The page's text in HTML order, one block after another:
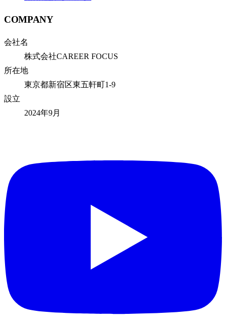
COMPANY
会社名
株式会社CAREER FOCUS
所在地
東京都新宿区東五軒町1-9
設立
2024年9月